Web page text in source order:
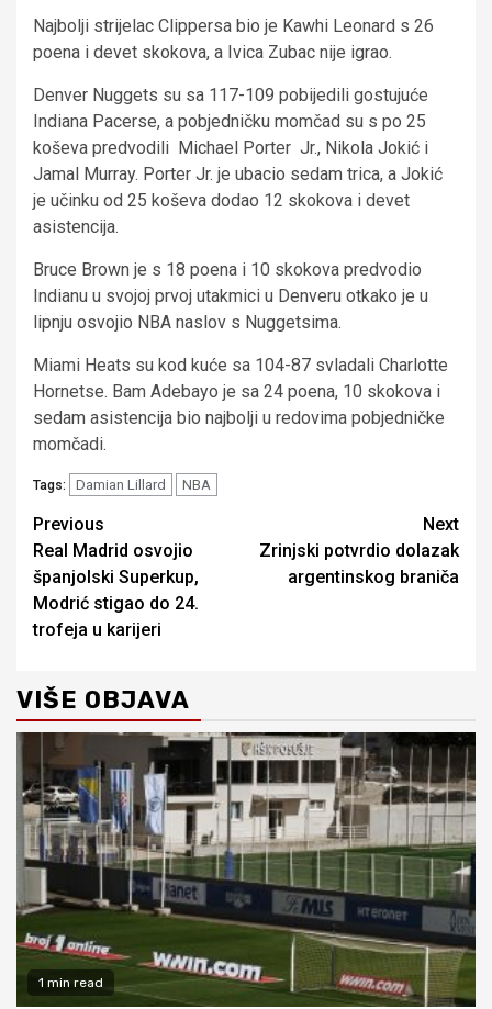
Najbolji strijelac Clippersa bio je Kawhi Leonard s 26
poena i devet skokova, a Ivica Zubac nije igrao.
Denver Nuggets su sa 117-109 pobijedili gostujuće
Indiana Pacerse, a pobjedničku momčad su s po 25
koševa predvodili Michael Porter Jr., Nikola Jokić i
Jamal Murray. Porter Jr. je ubacio sedam trica, a Jokić
je učinku od 25 koševa dodao 12 skokova i devet
asistencija.
Bruce Brown je s 18 poena i 10 skokova predvodio
Indianu u svojoj prvoj utakmici u Denveru otkako je u
lipnju osvojio NBA naslov s Nuggetsima.
Miami Heats su kod kuće sa 104-87 svladali Charlotte
Hornetse. Bam Adebayo je sa 24 poena, 10 skokova i
sedam asistencija bio najbolji u redovima pobjedničke
momčadi.
Tags: Damian Lillard NBA
Continue
Reading
Previous
Real Madrid osvojio
španjolski Superkup,
Modrić stigao do 24.
trofeja u karijeri
Next
Zrinjski potvrdio dolazak
argentinskog braniča
VIŠE OBJAVA
1 min read